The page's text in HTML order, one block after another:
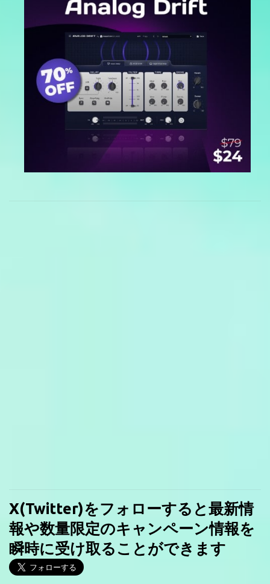
X(Twitter)をフォローすると最新情
報や数量限定のキャンペーン情報を
瞬時に受け取ることができます